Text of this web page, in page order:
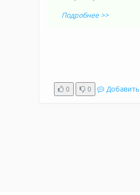
Подробнее >>
0
0